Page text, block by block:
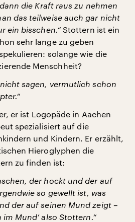
die Kraft raus zu nehmen
das teilweise auch gar nicht
ein bisschen.“ Stottern ist ein
sehr lange zu geben
solange wie die
Menschheit?
sagen, vermutlich schon
er ist Logopäde in Aachen
spezialisiert auf die
und Kindern. Er erzählt,
Hieroglyphen die
zu finden ist:
der hockt und der auf
so gewellt ist, was
der auf seinen Mund zeigt –
im Mund’ also Stottern.“